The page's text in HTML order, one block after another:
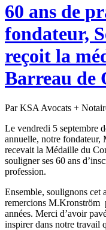
60 ans de
fondateur,
reçoit la
Barreau de
Par KSA Avocats +
Le vendredi 5 septembre
annuelle, notre fondateur,
recevait la Médaille du
souligner ses 60 ans
profession.
Ensemble, soulignons cet
remercions M.Kronström
années. Merci d’avoir
inspirer dans notre travail